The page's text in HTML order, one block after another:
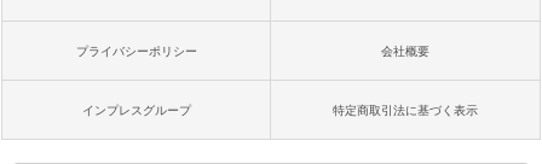
プライバシーポリシー 会社概要
インプレスグループ 特定商取引法に基づく表示